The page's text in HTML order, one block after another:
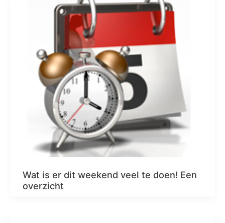
Wat is er dit weekend veel te doen! Een
overzicht